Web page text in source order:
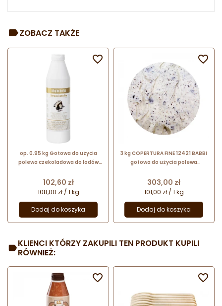
ZOBACZ TAKŻE
op. 0.95 kg Gotowa do użycia
polewa czekoladowa do lodów
kat. 13222 Babbi
Cena
102,60 zł
108,00 zł / 1 kg
Dodaj do koszyka

3 kg COPERTURA FINE 12421 BABBI
gotowa do użycia polewa
stracciatella
Cena
303,00 zł
101,00 zł / 1 kg
Dodaj do koszyka

KLIENCI KTÓRZY ZAKUPILI TEN PRODUKT KUPILI
RÓWNIEŻ:
 